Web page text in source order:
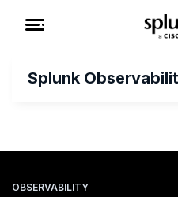
Splunk
OBSERVABILITY